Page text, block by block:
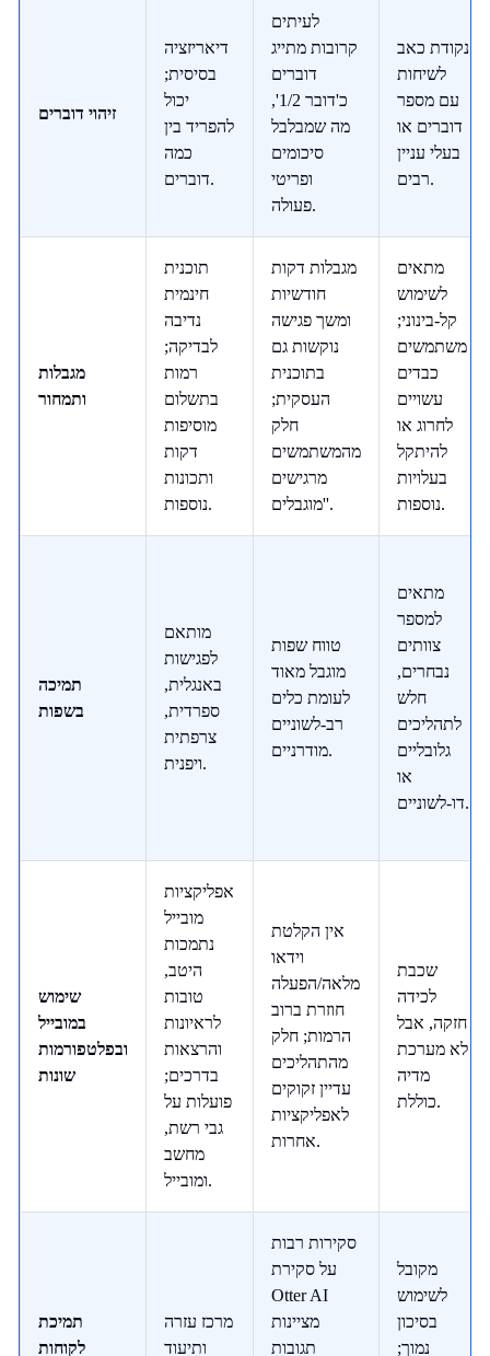
זיהוי דוברים
דיאריזציה
בסיסית;
יכול
להפריד בין
כמה
דוברים.
לעיתים
קרובות מתייג
דוברים
כ'דובר 1/2',
מה שמבלבל
סיכומים
ופריטי
פעולה.
נקודת כאב
לשיחות
עם מספר
דוברים או
בעלי עניין
רבים.
מגבלות
ותמחור
תוכנית
חינמית
נדיבה
לבדיקה;
רמות
בתשלום
מוסיפות
דקות
ותכונות
נוספות.
מגבלות דקות
חודשיות
ומשך פגישה
נוקשות גם
בתוכנית
העסקית;
חלק
מהמשתמשים
מרגישים
'מוגבלים'.
מתאים
לשימוש
קל-בינוני;
משתמשים
כבדים
עשויים
לחרוג או
להיתקל
בעלויות
נוספות.
תמיכה
בשפות
מותאם
לפגישות
באנגלית,
ספרדית,
צרפתית
ויפנית.
טווח שפות
מוגבל מאוד
לעומת כלים
רב-לשוניים
מודרניים.
מתאים
למספר
צוותים
נבחרים,
חלש
לתהליכים
גלובליים
או
דו-לשוניים.
שימוש
במובייל
ובפלטפורמות
שונות
אפליקציות
מובייל
נתמכות
היטב,
טובות
לראיונות
והרצאות
בדרכים;
פועלות על
גבי רשת,
מחשב
ומובייל.
אין הקלטת
וידאו
מלאה/הפעלה
חוזרת ברוב
הרמות; חלק
מהתהליכים
עדיין זקוקים
לאפליקציות
אחרות.
שכבת
לכידה
חזקה, אבל
לא מערכת
מדיה
כוללת.
תמיכת
לקוחות
מרכז עזרה
ותיעוד
סקירות רבות
על סקירת
Otter AI
מציינות
תגובות
מקובל
לשימוש
בסיכון
נמוך;